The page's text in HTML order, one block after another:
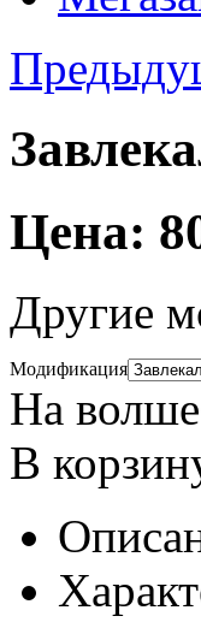
Цена:
Другие
Модификация
На
В